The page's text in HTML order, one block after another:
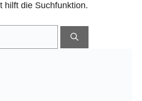
hilft die Suchfunktion.